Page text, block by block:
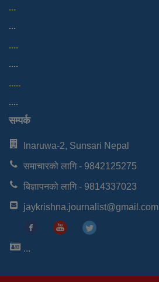
...
...
....
....
.....
....
सम्पर्क
Inaruwa-2, Sunsari Nepal
समाचारको लागि - 9842125275
बिज्ञापनको लागि - 9814337023
jaykrishna.journalist@gmail.com
...